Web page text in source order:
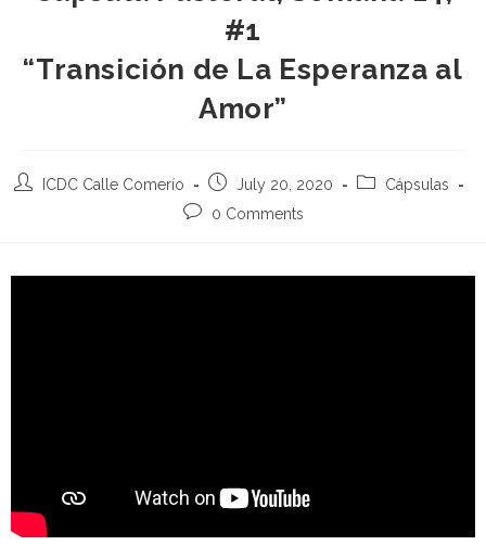
#1
“Transición de La Esperanza al
Amor”
ICDC Calle Comerío July 20, 2020
Cápsulas
0 Comments